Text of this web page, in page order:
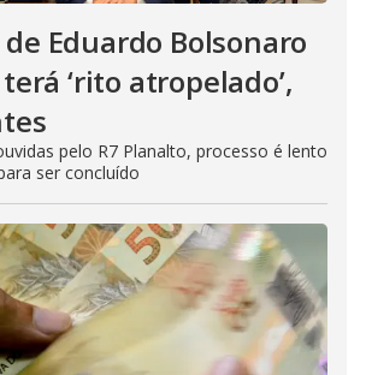
Eduardo Bolsonaro
‘rito atropelado’,
pelo R7 Planalto, processo é lento
ser concluído